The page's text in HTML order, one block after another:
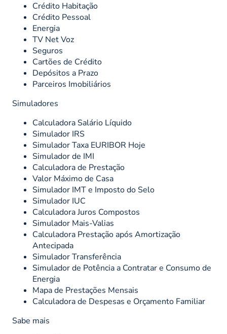
Crédito Habitação
Crédito Pessoal
Energia
TV Net Voz
Seguros
Cartões de Crédito
Depósitos a Prazo
Parceiros Imobiliários
Simuladores
Calculadora Salário Líquido
Simulador IRS
Simulador Taxa EURIBOR Hoje
Simulador de IMI
Calculadora de Prestação
Valor Máximo de Casa
Simulador IMT e Imposto do Selo
Simulador IUC
Calculadora Juros Compostos
Simulador Mais-Valias
Calculadora Prestação após Amortização
Antecipada
Simulador Transferência
Simulador de Potência a Contratar e Consumo de
Energia
Mapa de Prestações Mensais
Calculadora de Despesas e Orçamento Familiar
Sabe mais